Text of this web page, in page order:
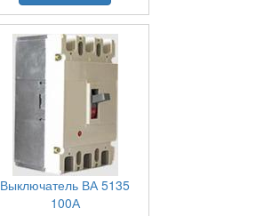
Выключатель ВА 5135
100А